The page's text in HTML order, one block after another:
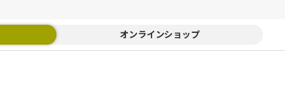
オンラインショップ